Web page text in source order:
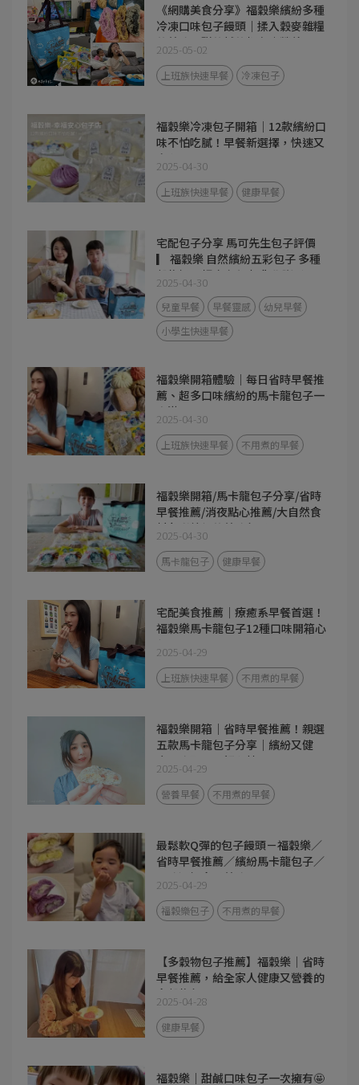
《網購美食分享》福穀樂繽紛多種
冷凍口味包子饅頭｜揉入穀麥雜糧
的美味，甜的鹹的都有｜營養早
餐、宵夜都超方便！
2025-05-02
上班族快速早餐 冷凍包子
福穀樂冷凍包子開箱｜12款繽紛口
味不怕吃膩！早餐新選擇，快速又
安心
2025-04-30
上班族快速早餐 健康早餐
宅配包子分享 馬可先生包子評價
▎ 福穀樂 自然繽紛五彩包子 多種
穀物揉入麵皮 無添加化學膨鬆
劑、發粉、人工色素， 真心推薦
給想吃得安心又想滿足味蕾的你！
2025-04-30
兒童早餐 早餐靈感
幼兒早餐
小學生快速早餐
福穀樂開箱體驗｜每日省時早餐推
薦、超多口味繽紛的馬卡龍包子一
次滿足！
2025-04-30
上班族快速早餐 不用煮的早餐
福穀樂開箱/馬卡龍包子分享/省時
早餐推薦/消夜點心推薦/大自然食
材色彩繽紛的美味包子
2025-04-30
馬卡龍包子 健康早餐
宅配美食推薦｜療癒系早餐首選！
福穀樂馬卡龍包子12種口味開箱心
2025-04-29
上班族快速早餐 不用煮的早餐
福穀樂開箱｜省時早餐推薦！親選
五款馬卡龍包子分享｜繽紛又健
康，喚醒早晨好心情！
2025-04-29
營養早餐 不用煮的早餐
最鬆軟Q彈的包子饅頭－福穀樂／
省時早餐推薦／繽紛馬卡龍包子／
口味選擇多又美味
2025-04-29
福穀樂包子 不用煮的早餐
【多穀物包子推薦】福穀樂｜省時
早餐推薦，給全家人健康又營養的
多穀物包子！
2025-04-28
健康早餐
福穀樂｜甜鹹口味包子一次擁有🤩